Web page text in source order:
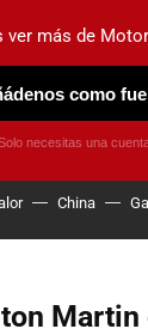
ELÉCTRICOS
China
ver más de
como
necesitas una